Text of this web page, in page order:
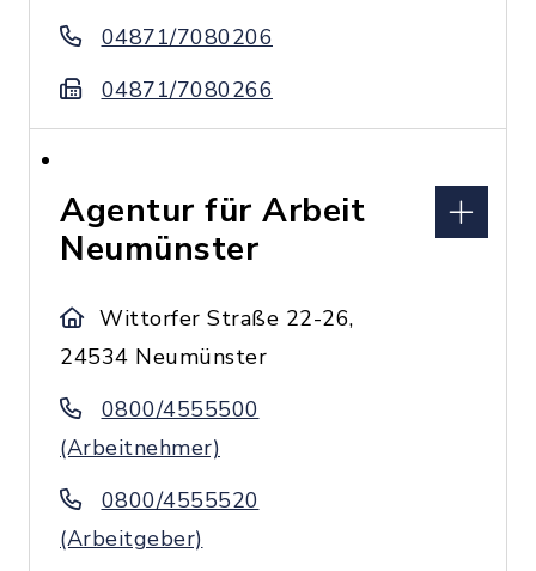
04871/7080206
04871/7080266
Agentur für Arbeit
Neumünster
Wittorfer Straße 22-26,
24534 Neumünster
0800/4555500
(Arbeitnehmer)
0800/4555520
(Arbeitgeber)